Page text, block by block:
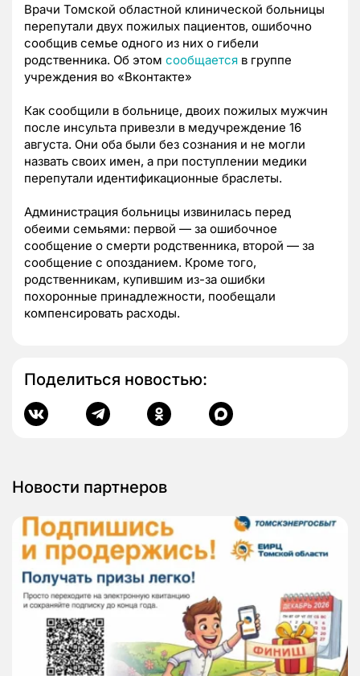
Врачи Томской областной клинической больницы
перепутали двух пожилых пациентов, ошибочно
сообщив семье одного из них о гибели
родственника. Об этом сообщается в группе
учреждения во «Вконтакте»
Как сообщили в больнице, двоих пожилых мужчин
после инсульта привезли в медучреждение 16
августа. Они оба были без сознания и не могли
назвать своих имен, а при поступлении медики
перепутали идентификационные браслеты.
Администрация больницы извинилась перед
обеими семьями: первой — за ошибочное
сообщение о смерти родственника, второй — за
сообщение с опозданием. Кроме того,
родственникам, купившим из-за ошибки
похоронные принадлежности, пообещали
компенсировать расходы.
Поделиться новостью:
Новости партнеров